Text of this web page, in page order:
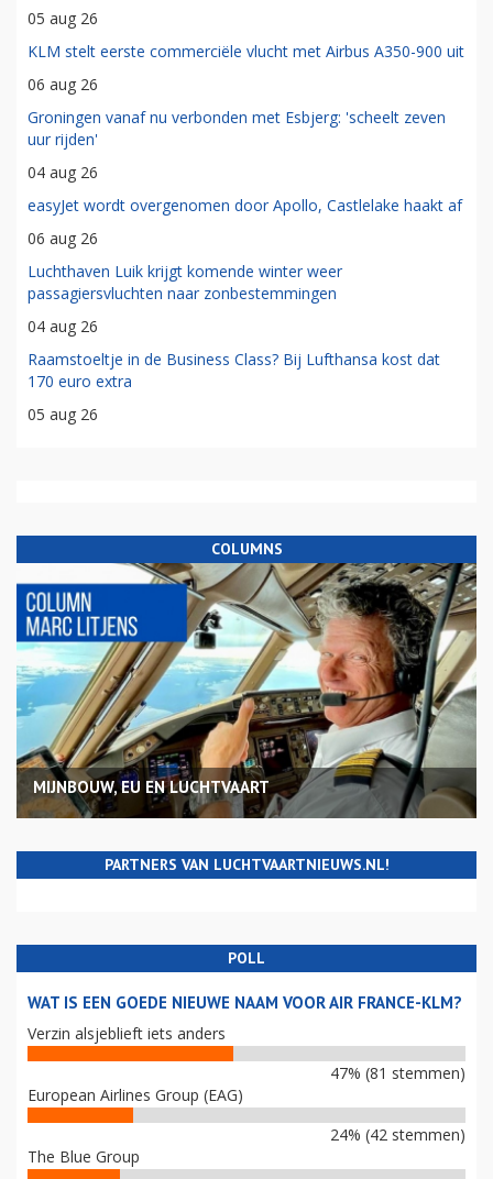
05 aug 26
KLM stelt eerste commerciële vlucht met Airbus A350-900 uit
06 aug 26
Groningen vanaf nu verbonden met Esbjerg: 'scheelt zeven
uur rijden'
04 aug 26
easyJet wordt overgenomen door Apollo, Castlelake haakt af
06 aug 26
Luchthaven Luik krijgt komende winter weer
passagiersvluchten naar zonbestemmingen
04 aug 26
Raamstoeltje in de Business Class? Bij Lufthansa kost dat
170 euro extra
05 aug 26
COLUMNS
MIJNBOUW, EU EN LUCHTVAART
PARTNERS VAN LUCHTVAARTNIEUWS.NL!
POLL
WAT IS EEN GOEDE NIEUWE NAAM VOOR AIR FRANCE-KLM?
Verzin alsjeblieft iets anders
47% (81 stemmen)
European Airlines Group (EAG)
24% (42 stemmen)
The Blue Group